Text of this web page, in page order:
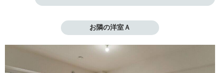
お隣の洋室Ａ